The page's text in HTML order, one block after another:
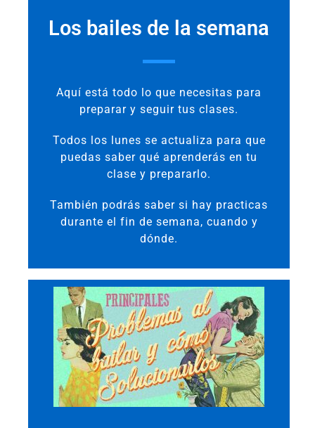
Los bailes de la semana
Aquí está todo lo que necesitas para
preparar y seguir tus clases.
Todos los lunes se actualiza para que
puedas saber qué aprenderás en tu
clase y prepararlo.
También podrás saber si hay practicas
durante el fin de semana, cuando y
dónde.